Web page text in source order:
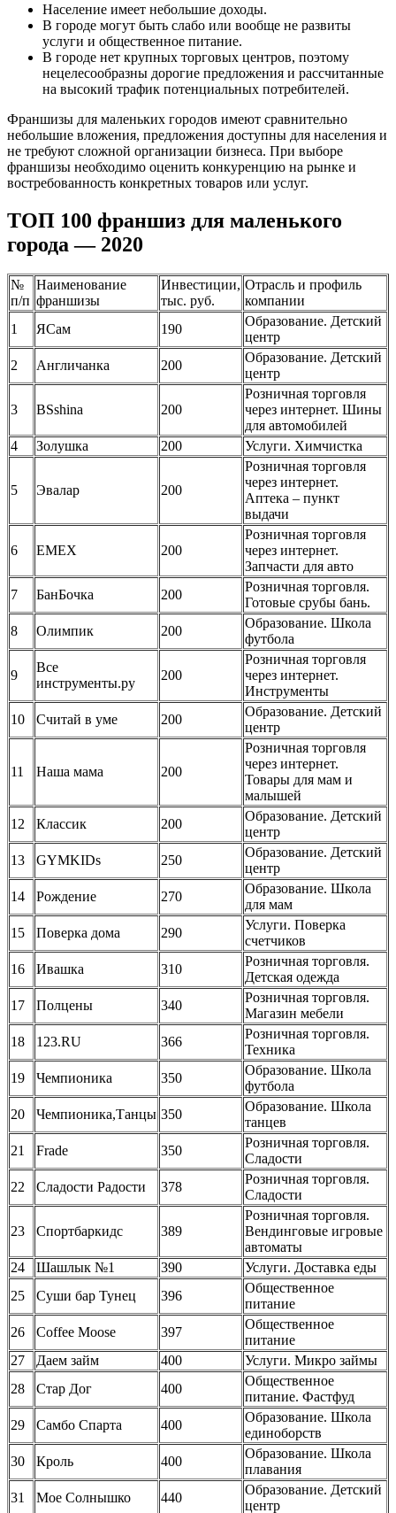
Население имеет небольшие доходы.
В городе могут быть слабо или вообще не развиты
услуги и общественное питание.
В городе нет крупных торговых центров, поэтому
нецелесообразны дорогие предложения и рассчитанные
на высокий трафик потенциальных потребителей.
Франшизы для маленьких городов имеют сравнительно
небольшие вложения, предложения доступны для населения и
не требуют сложной организации бизнеса. При выборе
франшизы необходимо оценить конкуренцию на рынке и
востребованность конкретных товаров или услуг.
ТОП 100 франшиз для маленького
города — 2020
№
п/п
Наименование
франшизы
Инвестиции,
тыс. руб.
Отрасль и профиль
компании
1
ЯСам 190
Образование. Детский
центр
2
Англичанка 200
Образование. Детский
центр
3 BSshina 200
Розничная торговля
через интернет. Шины
для автомобилей
4
Золушка 200 Услуги. Химчистка
5 Эвалар 200
Розничная торговля
через интернет.
Аптека – пункт
выдачи
6 EMEX 200
Розничная торговля
через интернет.
Запчасти для авто
7
БанБочка 200
Розничная торговля.
Готовые срубы бань.
8
Олимпик 200
Образование. Школа
футбола
9
Все
инструменты.ру
200
Розничная торговля
через интернет.
Инструменты
10
Считай в уме 200
Образование. Детский
центр
11 Наша мама 200
Розничная торговля
через интернет.
Товары для мам и
малышей
12
Классик 200
Образование. Детский
центр
13
GYMKIDs 250
Образование. Детский
центр
14
Рождение 270
Образование. Школа
для мам
15
Поверка дома 290
Услуги. Поверка
счетчиков
16
Ивашка 310
Розничная торговля.
Детская одежда
17
Полцены 340
Розничная торговля.
Магазин мебели
18
123.RU 366
Розничная торговля.
Техника
19
Чемпионика 350
Образование. Школа
футбола
20
Чемпионика,Танцы 350
Образование. Школа
танцев
21
Frade 350
Розничная торговля.
Сладости
22
Сладости Радости 378
Розничная торговля.
Сладости
23 Спортбаркидс 389
Розничная торговля.
Вендинговые игровые
автоматы
24
Шашлык №1 390
Услуги. Доставка еды
25
Суши бар Тунец 396
Общественное
питание
26
Coffee Moose 397
Общественное
питание
27
Даем займ 400
Услуги. Микро займы
28
Стар Дог 400
Общественное
питание. Фастфуд
29
Самбо Спарта 400
Образование. Школа
единоборств
30
Кроль 400
Образование. Школа
плавания
31
Мое Солнышко 440
Образование. Детский
центр